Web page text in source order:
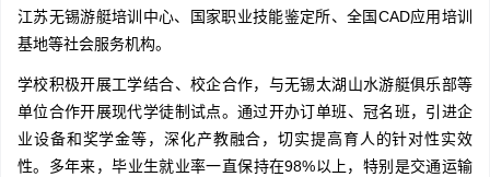
江苏无锡游艇培训中心、国家职业技能鉴定所、全国CAD应用培训
基地等社会服务机构。
学校积极开展工学结合、校企合作，与无锡太湖山水游艇俱乐部等
单位合作开展现代学徒制试点。通过开办订单班、冠名班，引进企
业设备和奖学金等，深化产教融合，切实提高育人的针对性实效
性。多年来，毕业生就业率一直保持在98%以上，特别是交通运输